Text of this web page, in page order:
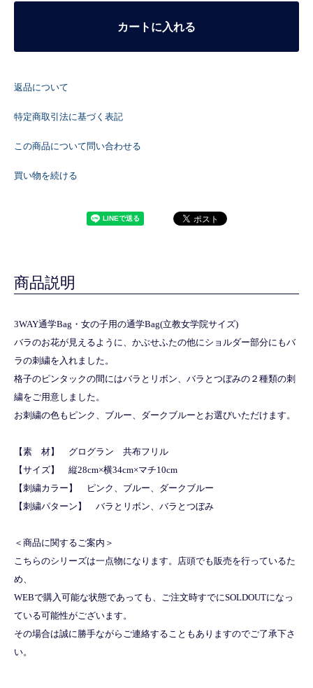
カートに入れる
返品について
特定商取引法に基づく表記
この商品について問い合わせる
買い物を続ける
商品説明
3WAY通学Bag・女の子用の通学Bag(立教女学院サイズ)
バラのお花が見えるように、かぶせふたの他にショルダー部分にもバ
ラの刺繍を入れました。
格子のピンタックの間にはバラとリボン、バラとつぼみの２種類の刺
繍をご用意しました。
お刺繍の色もピンク、ブルー、ダークブルーとお選びいただけます。
【素 材】 グログラン 共布フリル
【サイズ】 縦28cm×横34cm×マチ10cm
【刺繍カラー】 ピンク、ブルー、ダークブルー
【刺繍パターン】 バラとリボン、バラとつぼみ
＜商品に関するご案内＞
こちらのシリーズは一点物になります。店頭でも販売を行っているた
め、
WEBで購入可能な状態であっても、ご注文時すでにSOLDOUTになっ
ている可能性がございます。
その場合は誠に勝手ながらご連絡することもありますのでご了承下さ
い。